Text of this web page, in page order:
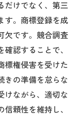
だけでなく、第三
す。商標登録を成
欠です。競合調査
認することで、
標権侵害を受けた
きの準備を怠らな
けながら、適切な
頼性を維持し、